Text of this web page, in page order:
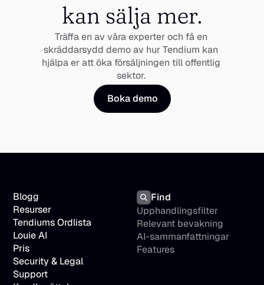
kan sälja mer.
Träffa en av våra experter och få en
skräddarsydd demo av hur Tendium kan
hjälpa er att öka försäljningen till offentlig
sektor.
Boka demo
Blogg
Resurser
Tendiums Ordlista
Louie AI
Pris
Security & Legal
Support
Find
Upphandlingsfilter
Relevant bevakning
AI-sammanfattningar
Features